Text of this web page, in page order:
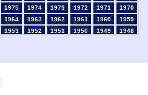
1975 1974 1973 1972 1971
1970
1964 1963 1962 1961 1960
1959
1953 1952 1951 1950 1949
1948
1904 1903 1902 1901 1900
1895